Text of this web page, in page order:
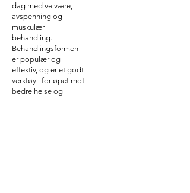
dag med velvære,
avspenning og
muskulær
behandling.
Behandlingsformen
er populær og
effektiv, og er et godt
verktøy i forløpet mot
bedre helse og